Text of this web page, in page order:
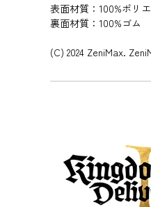
表面材質：100%ポリ
裏面材質：100%ゴム
(C) 2024 ZeniMax.